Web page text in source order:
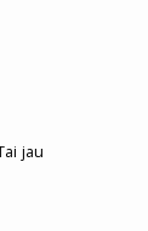
jau